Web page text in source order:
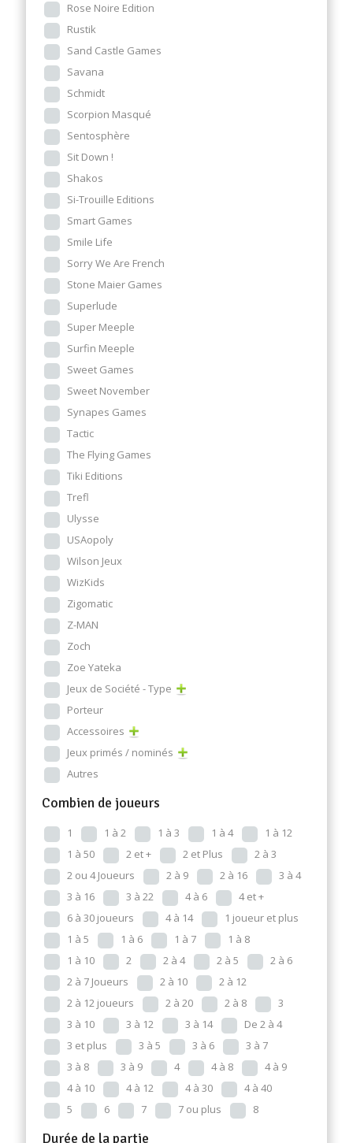
Rose Noire Edition
Rustik
Sand Castle Games
Savana
Schmidt
Scorpion Masqué
Sentosphère
Sit Down !
Shakos
Si-Trouille Editions
Smart Games
Smile Life
Sorry We Are French
Stone Maier Games
Superlude
Super Meeple
Surfin Meeple
Sweet Games
Sweet November
Synapes Games
Tactic
The Flying Games
Tiki Editions
Trefl
Ulysse
USAopoly
Wilson Jeux
WizKids
Zigomatic
Z-MAN
Zoch
Zoe Yateka
Jeux de Société - Type
Porteur
Accessoires
Jeux primés / nominés
Autres
Combien de joueurs
1 1 à 2 1 à 3 1 à 4
1 à 12
1 à 50
2 et + 2 et Plus
2 à 3
2 ou 4 Joueurs
2 à 9 2 à 16
3 à 4
3 à 16
3 à 22 4 à 6
4 et +
6 à 30 joueurs
4 à 14
1 joueur et plus
1 à 5
1 à 6 1 à 7
1 à 8
1 à 10
2 2 à 4 2 à 5
2 à 6
2 à 7 Joueurs
2 à 10
2 à 12
2 à 12 joueurs
2 à 20 2 à 8
3
3 à 10
3 à 12 3 à 14
De 2 à 4
3 et plus
3 à 5 3 à 6
3 à 7
3 à 8
3 à 9 4 4 à 8
4 à 9
4 à 10
4 à 12 4 à 30
4 à 40
5
6 7 7 ou plus 8
Durée de la partie